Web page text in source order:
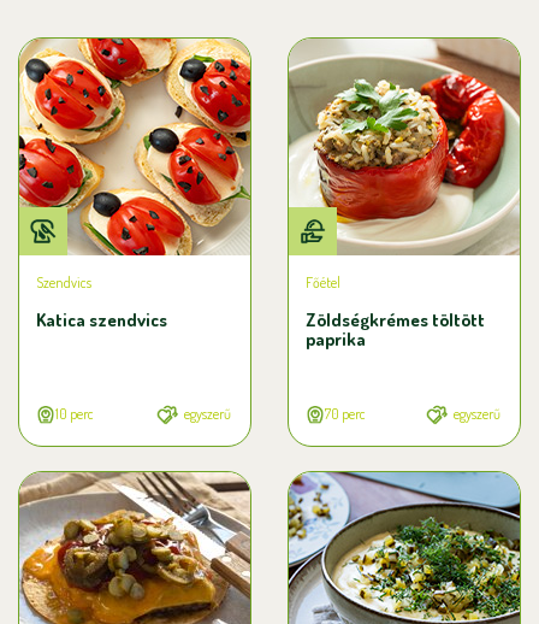
Szendvics
Katica szendvics
10 perc egyszerű
Főétel
Zöldségkrémes töltött
paprika
70 perc egyszerű